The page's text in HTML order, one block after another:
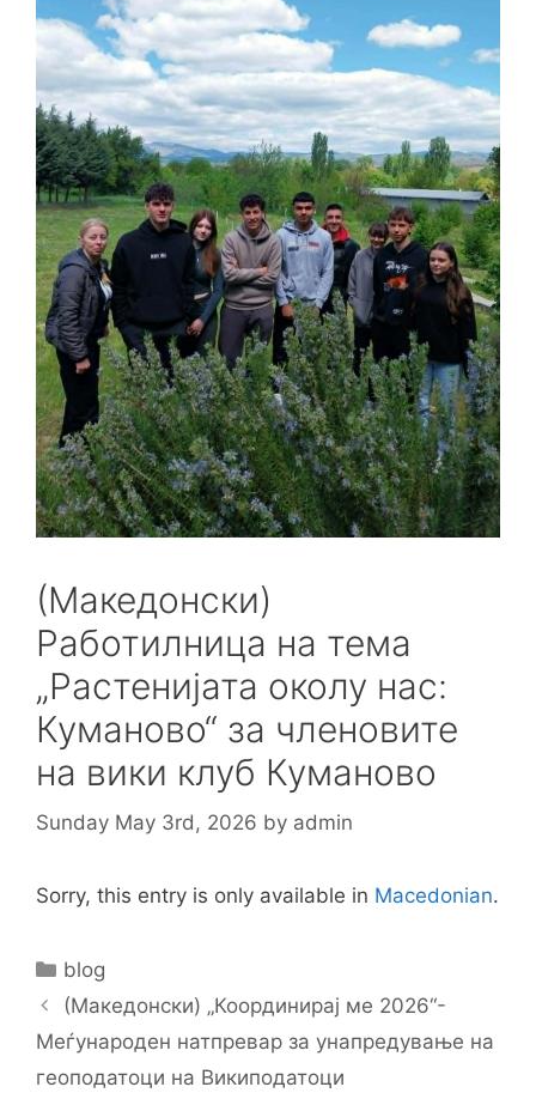
(Македонски)
Работилница на тема
„Растенијата околу нас:
Куманово“ за членовите
на вики клуб Куманово
Sunday May 3rd, 2026 by admin
Sorry, this entry is only available in Macedonian.
Categories
blog
Post
navigation
(Македонски) „Координирај ме 2026“-
Меѓународен натпревар за унапредување на
геоподатоци на Википодатоци